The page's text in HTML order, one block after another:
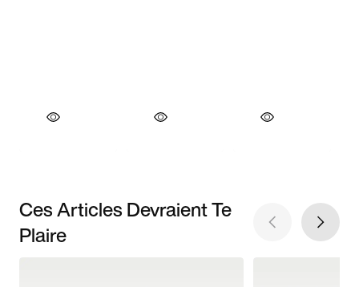
Ces Articles Devraient Te
Plaire